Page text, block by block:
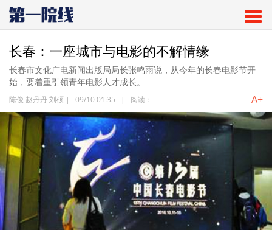
长春：一座城市与电影的不解情缘
长春市文化广电新闻出版局局长张鸣雨说，从今年的长春电影节开
始，要着重引领青年电影人才成长。
陈俊 赵丹丹 刘硕 | 09/10 01:35 | 阅读： A+